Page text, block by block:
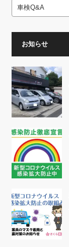
車検Q&A
お知らせ